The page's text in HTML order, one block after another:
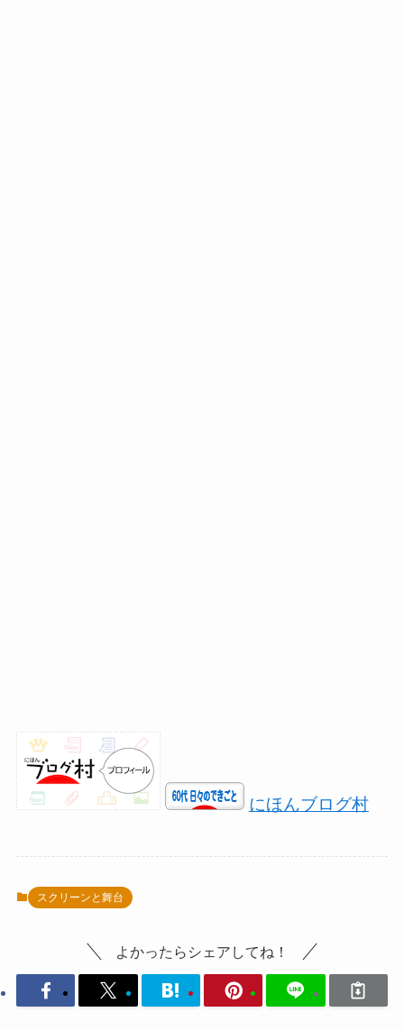
にほんブログ村
スクリーンと舞台
よかったらシェアしてね！